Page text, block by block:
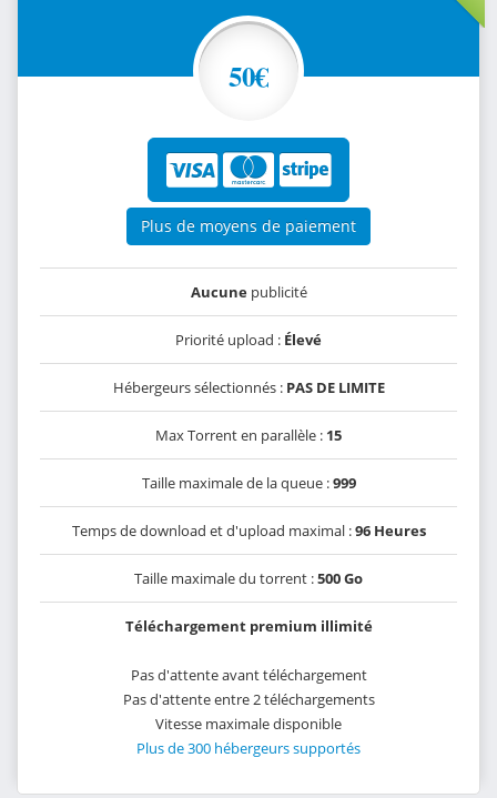
50€
Plus de moyens de paiement
Aucunepublicité
Priorité upload : Élevé
Hébergeurs sélectionnés : PAS DE LIMITE
Max Torrent en parallèle : 15
Taille maximale de la queue :999
Temps de download et d'upload maximal :96 Heures
Taille maximale du torrent :500 Go
Téléchargement premium illimité
Pas d'attente avant téléchargement
Pas d'attente entre 2 téléchargements
Vitesse maximale disponible
Plus de 300 hébergeurs supportés